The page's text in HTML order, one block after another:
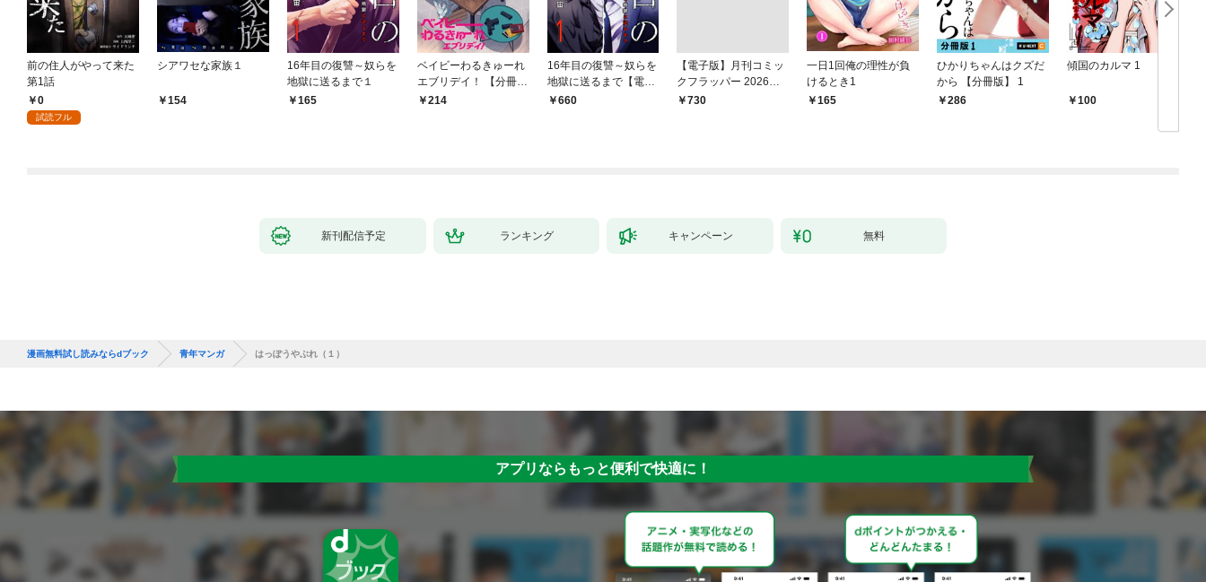
前の住人がやって来た
第1話
0
試読フル
シアワセな家族１
154
16年目の復讐～奴らを
地獄に送るまで１
165
ベイビーわるきゅーれ
エブリデイ！ 【分冊
版】 1
214
16年目の復讐～奴らを
地獄に送るまで【電子
単行本版】１
660
【電子版】月刊コミッ
クフラッパー 2026年9
月号
￥730
一日1回俺の理性が負
けるとき1
165
ひかりちゃんはクズだ
から 【分冊版】 1
286
傾国のカルマ 1
100
新刊配信予定 ランキング キャンペーン 無料
漫画無料試し読みならdブック 青年マンガ はっぽうやぶれ（１）
アプリならもっと便利で快適に！